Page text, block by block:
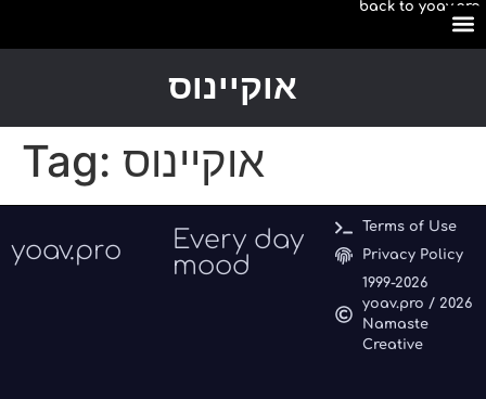
אוקיינוס
back to yoav.pro
Tag: אוקיינוס
yoav.pro
Every day
mood
Terms of Use
Privacy Policy
1999-2026
yoav.pro / 2026
Namaste
Creative